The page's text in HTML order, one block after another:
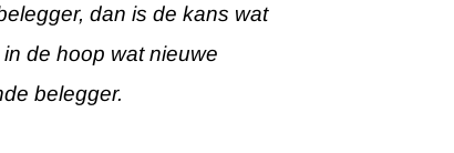
dan is de kans wat
de hoop wat nieuwe
belegger.